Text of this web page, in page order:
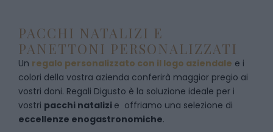
PACCHI NATALIZI E
PANETTONI PERSONALIZZATI
Un regalo personalizzato con il logo aziendale e i
colori della vostra azienda conferirà maggior pregio ai
vostri doni. Regali Digusto è la soluzione ideale per i
vostri pacchi natalizi e offriamo una selezione di
eccellenze enogastronomiche.